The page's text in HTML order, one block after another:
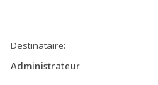
Destinataire:
Administrateur